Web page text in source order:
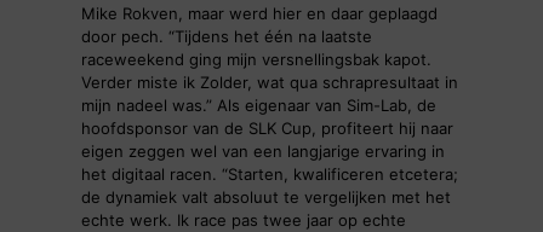
Mike Rokven, maar werd hier en daar geplaagd
door pech. “Tijdens het één na laatste
raceweekend ging mijn versnellingsbak kapot.
Verder miste ik Zolder, wat qua schrapresultaat in
mijn nadeel was.” Als eigenaar van Sim-Lab, de
hoofdsponsor van de SLK Cup, profiteert hij naar
eigen zeggen wel van een langjarige ervaring in
het digitaal racen. “Starten, kwalificeren etcetera;
de dynamiek valt absoluut te vergelijken met het
echte werk. Ik race pas twee jaar op echte